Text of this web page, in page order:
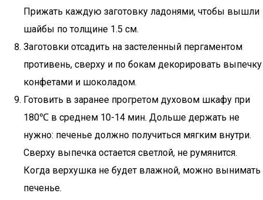
Прижать каждую заготовку ладонями, чтобы вышли
шайбы по толщине 1.5 см.
Заготовки отсадить на застеленный пергаментом
противень, сверху и по бокам декорировать выпечку
конфетами и шоколадом.
Готовить в заранее прогретом духовом шкафу при
180℃ в среднем 10-14 мин. Дольше держать не
нужно: печенье должно получиться мягким внутри.
Сверху выпечка остается светлой, не румянится.
Когда верхушка не будет влажной, можно вынимать
печенье.